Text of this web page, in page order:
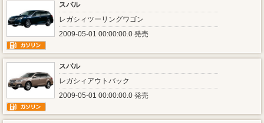
スバル
レガシィツーリングワゴン
2009-05-01 00:00:00.0 発売
スバル
レガシィアウトバック
2009-05-01 00:00:00.0 発売